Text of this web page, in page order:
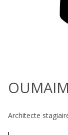
Architecte